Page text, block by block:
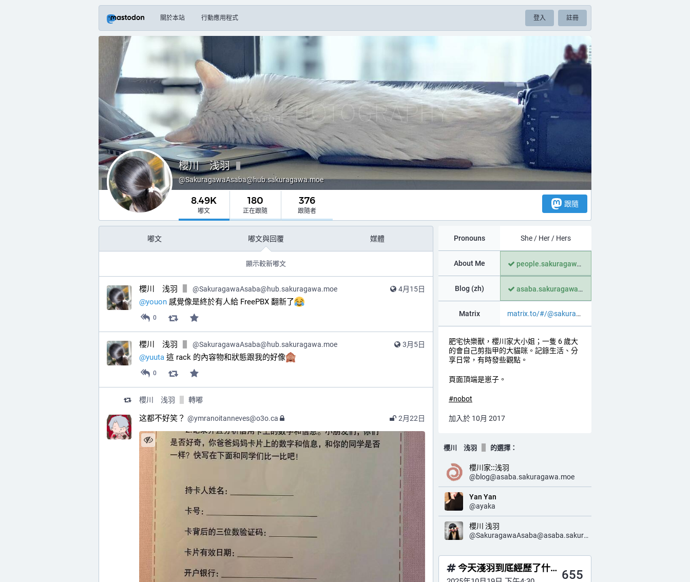
關於本站 行動應用程式 登入 註冊
櫻川 浅羽
@SakuragawaAsaba@hub.sakuragawa.moe
8.49K
嘟文
180
正在跟隨
376
跟隨者
跟隨
嘟文 嘟文與回覆 媒體
顯示較新嘟文
4月15日
櫻川 浅羽 @SakuragawaAsaba@hub.sakuragawa.moe
@youon 感覺像是終於有人給 FreePBX 翻新了
0
3月5日
櫻川 浅羽 @SakuragawaAsaba@hub.sakuragawa.moe
@yuuta 這 rack 的內容物和狀態跟我的好像
0
櫻川 浅羽 轉嘟
2月22日
这都不好笑？ @ymranoitanneves@o3o.ca
Pronouns She / Her / Hers
About Me people.sakuragawa.family/~asab
Blog (zh) asaba.sakuragawa.moe
Matrix matrix.to/#/@sakuragawaasaba:r
肥宅快樂獸，櫻川家大小姐；一隻 6 歲大
的會自己剪指甲的大貓咪。記錄生活、分
享日常，有時發些觀點。
頁面頂端是崽子。
#nobot
加入於 10月 2017
櫻川 浅羽 的選擇：
櫻川家::浅羽
@blog@asaba.sakuragawa.moe
Yan Yan
@ayaka
櫻川 浅羽
@SakuragawaAsaba@asaba.sakuragawa.moe
今天淺羽到底經歷了什麼 655